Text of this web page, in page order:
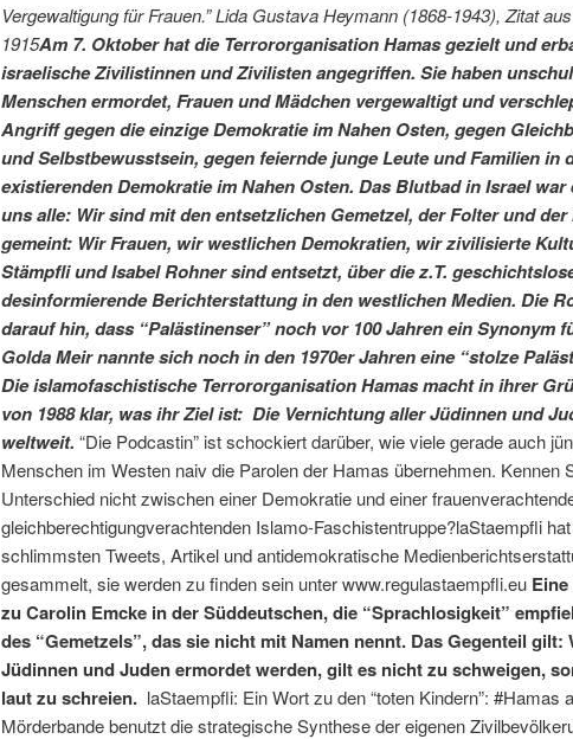
Vergewaltigung für Frauen.” Lida Gustava Heymann (1868-1943), Zitat
1915Am 7. Oktober hat die Terrororganisation Hamas gezielt und
israelische Zivilistinnen und Zivilisten angegriffen. Sie haben
Menschen ermordet, Frauen und Mädchen vergewaltigt und
Angriff gegen die einzige Demokratie im Nahen Osten, gegen
und Selbstbewusstsein, gegen feiernde junge Leute und Familien in
existierenden Demokratie im Nahen Osten. Das Blutbad in Israel
uns alle: Wir sind mit den entsetzlichen Gemetzel, der Folter und
gemeint: Wir Frauen, wir westlichen Demokratien, wir zivilisierte
Stämpfli und Isabel Rohner sind entsetzt, über die z.T.
desinformierende Berichterstattung in den westlichen Medien. Die
darauf hin, dass “Palästinenser” noch vor 100 Jahren ein Synonym
Golda Meir nannte sich noch in den 1970er Jahren eine “stolze
Die islamofaschistische Terrororganisation Hamas macht in ihrer
von 1988 klar, was ihr Ziel ist: Die Vernichtung aller Jüdinnen und
weltweit. “Die Podcastin” ist schockiert darüber, wie viele gerade auch
Menschen im Westen naiv die Parolen der Hamas übernehmen. Kennen
Unterschied nicht zwischen einer Demokratie und einer
gleichberechtigungverachtenden Islamo-Faschistentruppe?laStaempfli
schlimmsten Tweets, Artikel und antidemokratische
gesammelt, sie werden zu finden sein unter www.regulastaempfli.eu
zu Carolin Emcke in der Süddeutschen, die “Sprachlosigkeit”
des “Gemetzels”, das sie nicht mit Namen nennt. Das Gegenteil gilt:
Jüdinnen und Juden ermordet werden, gilt es nicht zu schweigen,
laut zu schreien. laStaempfli: Ein Wort zu den “toten Kindern”: #Hamas
Mörderbande benutzt die strategische Synthese der eigenen